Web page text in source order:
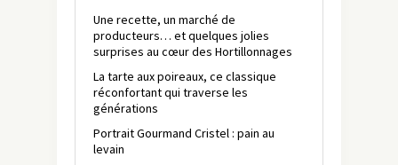
Une recette, un marché de
producteurs… et quelques jolies
surprises au cœur des Hortillonnages
La tarte aux poireaux, ce classique
réconfortant qui traverse les
générations
Portrait Gourmand Cristel : pain au
levain